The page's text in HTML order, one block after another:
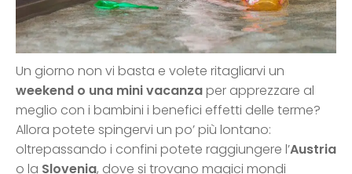
Un giorno non vi basta e volete ritagliarvi un
weekend o una mini vacanzaper apprezzare al
meglio con i bambini i benefici effetti delle terme?
Allora potete spingervi un po’ più lontano:
oltrepassando i confini potete raggiungere l’Austria
o la Slovenia, dove si trovano magici mondi